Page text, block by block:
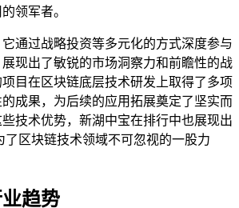
领军者。
通过战略投资等多元化的方式深度参与
现出了敏锐的市场洞察力和前瞻性的战
目在区块链底层技术研发上取得了多项
成果，为后续的应用拓展奠定了坚实而
技术优势，新湖中宝在排行中也展现出
了区块链技术领域不可忽视的一股力
趋势